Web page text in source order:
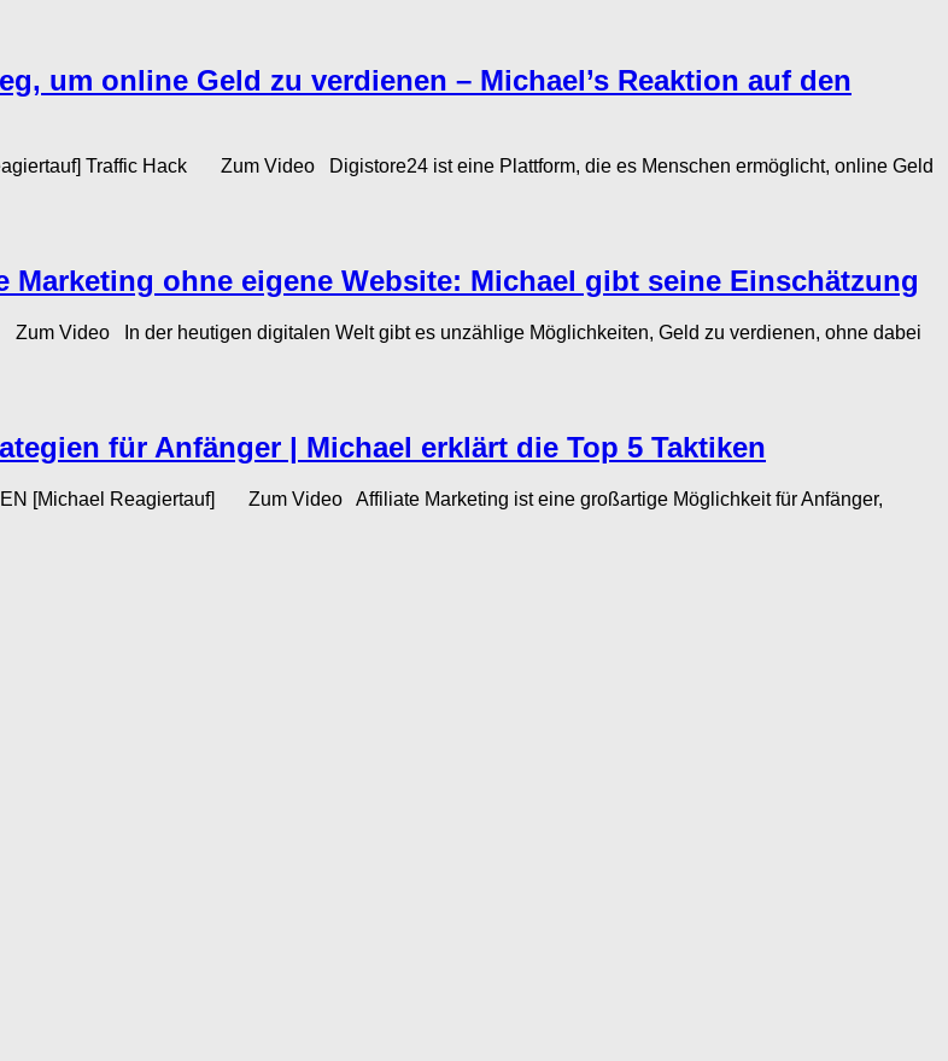
um online Geld zu verdienen – Michael’s Reaktion auf den
Traffic Hack Zum Video Digistore24 ist eine Plattform, die es Menschen ermöglicht, online Geld
ohne eigene Website: Michael gibt seine Einschätzung
Video In der heutigen digitalen Welt gibt es unzählige Möglichkeiten, Geld zu verdienen, ohne dabei
für Anfänger | Michael erklärt die Top 5 Taktiken
[Michael Reagiertauf] Zum Video Affiliate Marketing ist eine großartige Möglichkeit für Anfänger,